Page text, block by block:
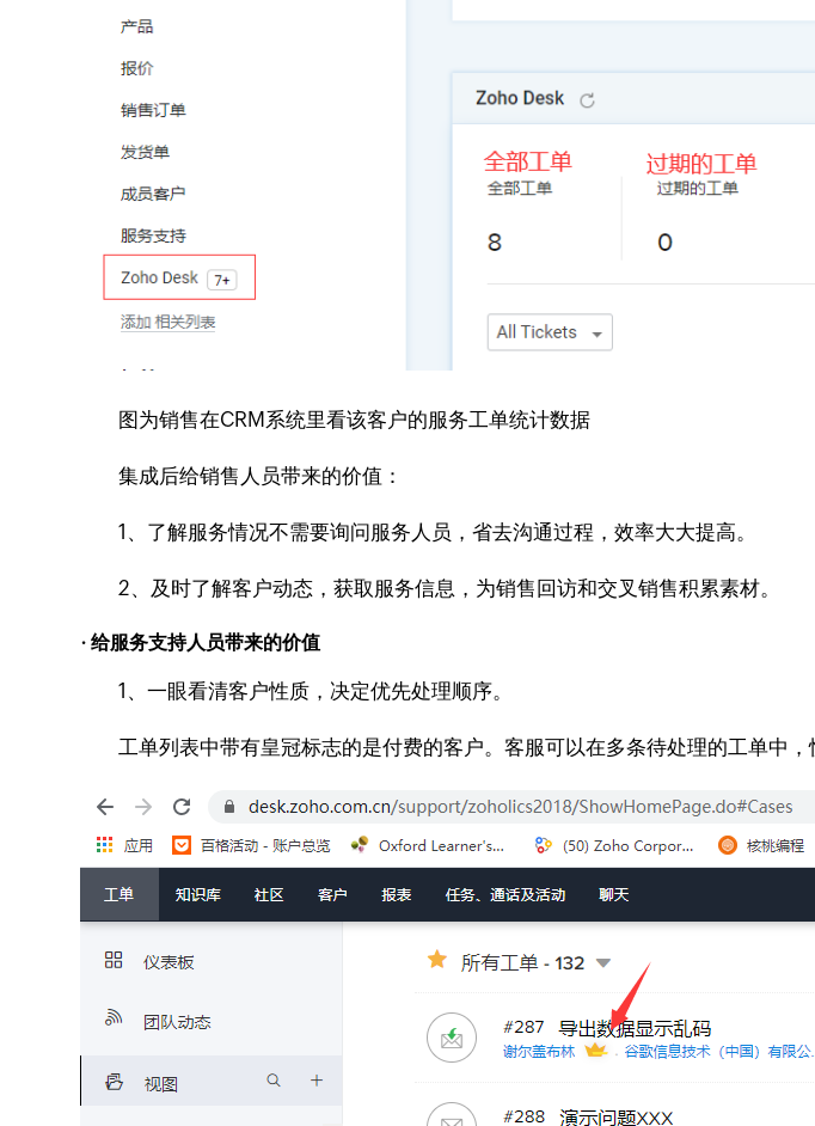
图为销售在CRM系统里看该客户的服务工单统计数据
集成后给销售人员带来的价值：
1、了解服务情况不需要询问服务人员，省去沟通过程，效率大大提高。
2、及时了解客户动态，获取服务信息，为销售回访和交叉销售积累素材。
· 给服务支持人员带来的价值
1、一眼看清客户性质，决定优先处理顺序。
工单列表中带有皇冠标志的是付费的客户。客服可以在多条待处理的工单中，